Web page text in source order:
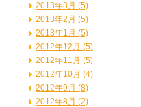
2013年3月 (5)
2013年2月 (5)
2013年1月 (5)
2012年12月 (5)
2012年11月 (5)
2012年10月 (4)
2012年9月 (8)
2012年8月 (2)